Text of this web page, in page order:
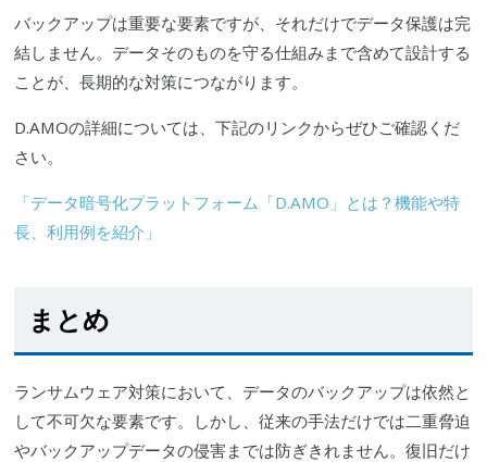
バックアップは重要な要素ですが、それだけでデータ保護は完
結しません。データそのものを守る仕組みまで含めて設計する
ことが、長期的な対策につながります。
D.AMOの詳細については、下記のリンクからぜひご確認くだ
さい。
「データ暗号化プラットフォーム「D.AMO」とは？機能や特
長、利用例を紹介」
まとめ
ランサムウェア対策において、データのバックアップは依然と
して不可欠な要素です。しかし、従来の手法だけでは二重脅迫
やバックアップデータの侵害までは防ぎきれません。復旧だけ